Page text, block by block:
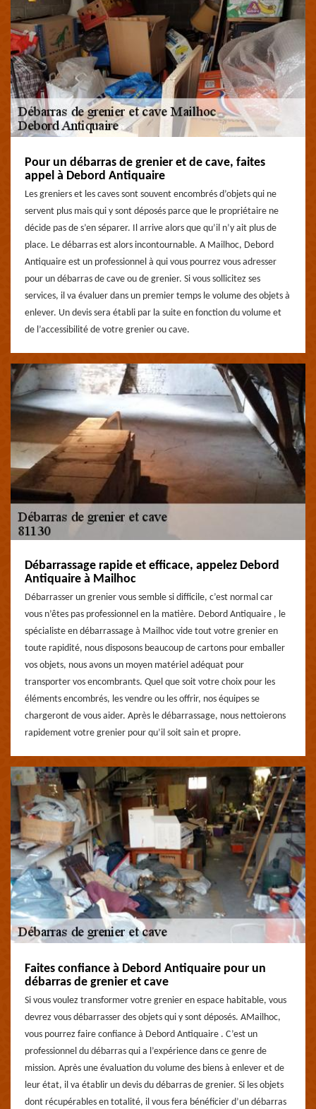
Pour un débarras de grenier et de cave, faites
appel à Debord Antiquaire
Les greniers et les caves sont souvent encombrés d’objets qui ne
servent plus mais qui y sont déposés parce que le propriétaire ne
décide pas de s’en séparer. Il arrive alors que qu’il n’y ait plus de
place. Le débarras est alors incontournable. A Mailhoc, Debord
Antiquaire est un professionnel à qui vous pourrez vous adresser
pour un débarras de cave ou de grenier. Si vous sollicitez ses
services, il va évaluer dans un premier temps le volume des objets à
enlever. Un devis sera établi par la suite en fonction du volume et
de l’accessibilité de votre grenier ou cave.
Débarrassage rapide et efficace, appelez Debord
Antiquaire à Mailhoc
Débarrasser un grenier vous semble si difficile, c’est normal car
vous n’êtes pas professionnel en la matière. Debord Antiquaire , le
spécialiste en débarrassage à Mailhoc vide tout votre grenier en
toute rapidité, nous disposons beaucoup de cartons pour emballer
vos objets, nous avons un moyen matériel adéquat pour
transporter vos encombrants. Quel que soit votre choix pour les
éléments encombrés, les vendre ou les offrir, nos équipes se
chargeront de vous aider. Après le débarrassage, nous nettoierons
rapidement votre grenier pour qu’il soit sain et propre.
Faites confiance à Debord Antiquaire pour un
débarras de grenier et cave
Si vous voulez transformer votre grenier en espace habitable, vous
devrez vous débarrasser des objets qui y sont déposés. AMailhoc,
vous pourrez faire confiance à Debord Antiquaire . C’est un
professionnel du débarras qui a l’expérience dans ce genre de
mission. Après une évaluation du volume des biens à enlever et de
leur état, il va établir un devis du débarras de grenier. Si les objets
dont récupérables en totalité, il vous fera bénéficier d’un débarras